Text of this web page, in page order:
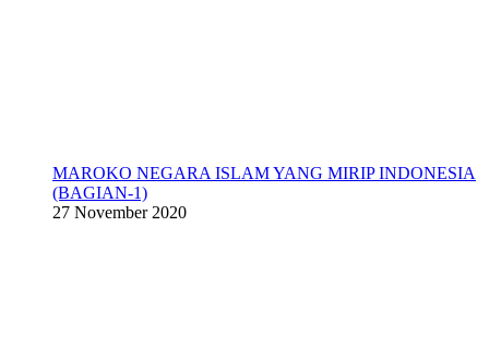
MAROKO NEGARA ISLAM YANG MIRIP INDONESIA
(BAGIAN-1)
27 November 2020